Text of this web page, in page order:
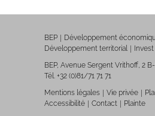
BEP Développement
Développement territorial
BEP, Avenue Sergent Vrithoff, 2
Tél. +32 (0)81/71 71 71
Mentions légales
Vie privée
Accessibilité
Contact Plainte